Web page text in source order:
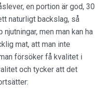
en portion är god, 30
naturligt backslag, så
men man kan ha
mat, att man inte
försöker få kvalitet i
och tycker att det